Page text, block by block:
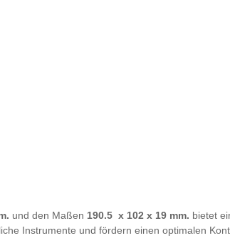
und den Maßen 190.5 x 102 x 19 mm. bietet
Instrumente und fördern einen optimalen